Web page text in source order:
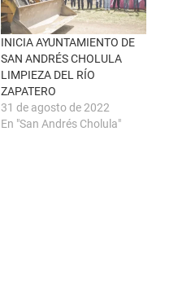
INICIA AYUNTAMIENTO DE
SAN ANDRÉS CHOLULA
LIMPIEZA DEL RÍO
ZAPATERO
31 de agosto de 2022
En "San Andrés Cholula"